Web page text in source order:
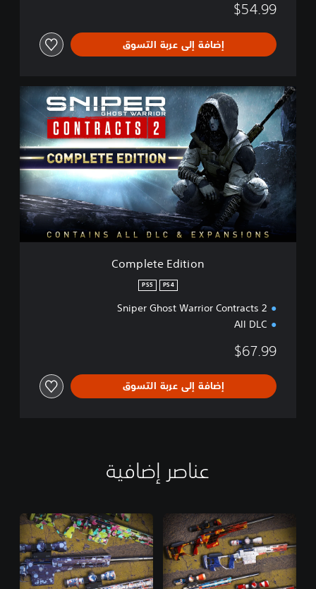
$54.99
إضافة إلى عربة التسوق
C
o
m
p
t
E
d
t
Complete Edition
PS4
PS5
Sniper Ghost Warrior Contracts 2
All DLC
$67.99
إضافة إلى عربة التسوق
عناصر إضافية